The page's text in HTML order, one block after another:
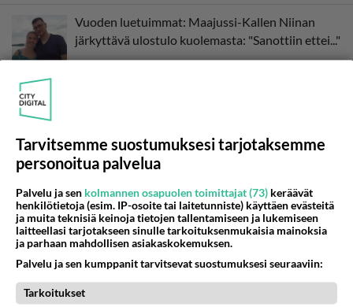
Vuoden luetuimmat: Maajussi-Kallen Niinan
järkyttävä ulostulo kuolemasta: "Sanottiin ettei..."
Ennakkopaljastus: Maajussille morsian
maanantaina 27.10. Viimeiset treffit tällä
maajussilla!
Onko oikein? Kaikki naiset "jäivät rannalle"
Maajussille morsian -pääsarjasta - He ovat
mukana!
Shokkiuutinen! Maajussille morsian
Tarvitsemme suostumuksesi tarjotaksemme
personoitua palvelua
Palvelu ja sen kolmannen osapuolen toimittajat (73) keräävät
henkilötietoja (esim. IP-osoite tai laitetunniste) käyttäen evästeitä
ja muita teknisiä keinoja tietojen tallentamiseen ja lukemiseen
laitteellasi tarjotakseen sinulle tarkoituksenmukaisia mainoksia
ja parhaan mahdollisen asiakaskokemuksen.
Palvelu ja sen kumppanit tarvitsevat suostumuksesi seuraaviin:
Tarkoitukset